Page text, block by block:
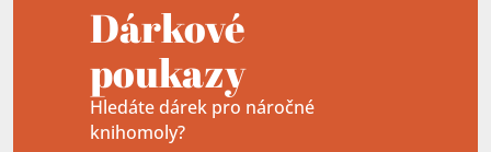
Dárkové
poukazy
Hledáte dárek pro náročné
knihomoly?